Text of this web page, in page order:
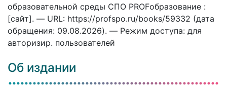
образовательной среды СПО PROFобразование :
[сайт]. — URL: https://profspo.ru/books/59332 (дата
обращения: 09.08.2026). — Режим доступа: для
авторизир. пользователей
Об издании